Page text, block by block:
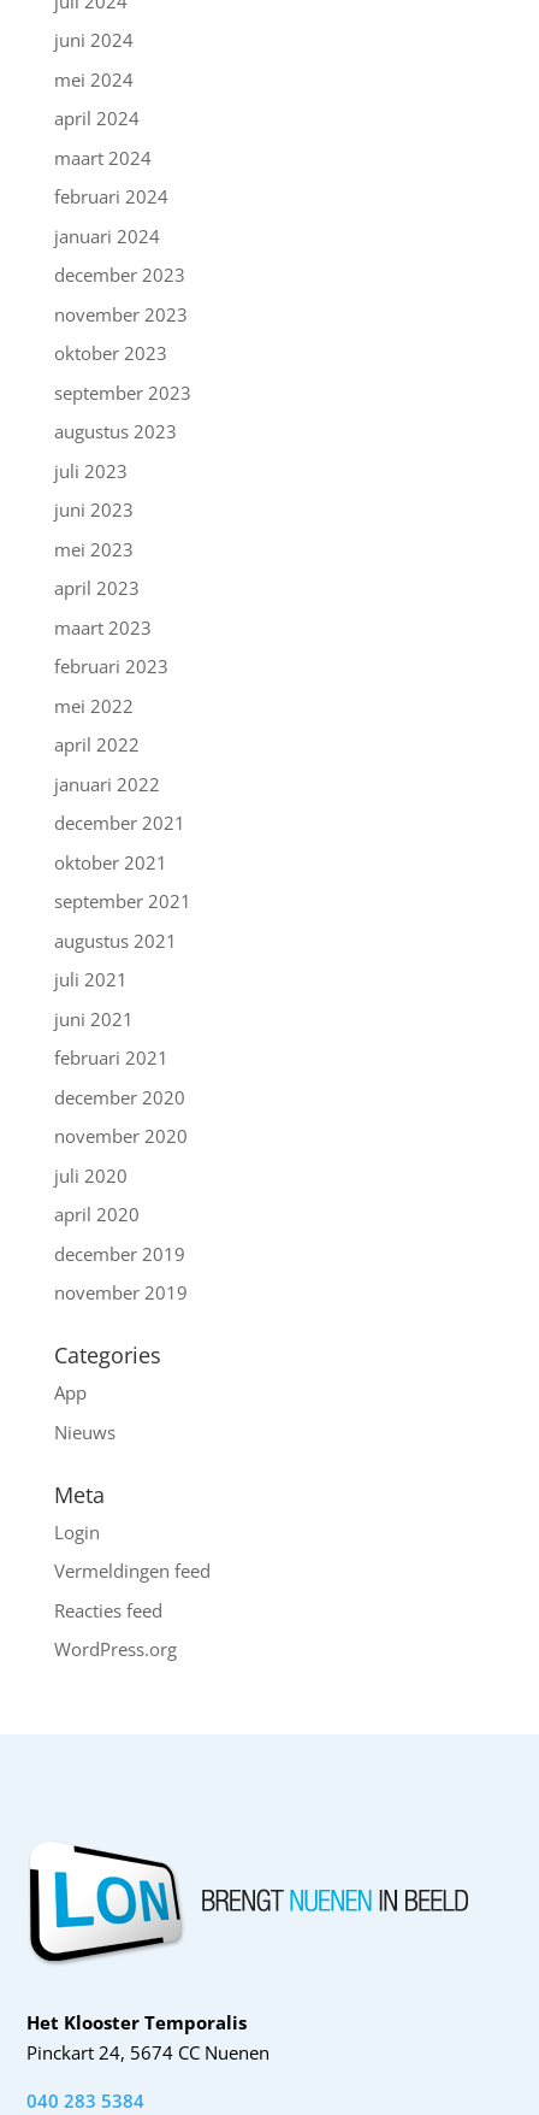
juni 2024
mei 2024
april 2024
maart 2024
februari 2024
januari 2024
december 2023
november 2023
oktober 2023
september 2023
augustus 2023
juli 2023
juni 2023
mei 2023
april 2023
maart 2023
februari 2023
mei 2022
april 2022
januari 2022
december 2021
oktober 2021
september 2021
augustus 2021
juli 2021
juni 2021
februari 2021
december 2020
november 2020
juli 2020
april 2020
december 2019
november 2019
Categories
App
Nieuws
Meta
Login
Vermeldingen feed
Reacties feed
WordPress.org
Het Klooster Temporalis
Pinckart 24, 5674 CC Nuenen
040 283 5384